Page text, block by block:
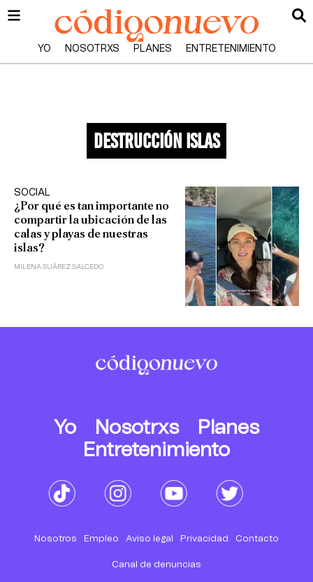
YO NOSOTRXS PLANES ENTRETENIMIENTO
destrucción islas
SOCIAL
¿Por qué es tan importante no
compartir la ubicación de las
calas y playas de nuestras
islas?
MILENA SUÁREZ SALCEDO
Yo Nosotrxs
Planes
Entretenimiento
Nosotros Empleo Aviso legal Privacidad Contacto
Canal de denuncias